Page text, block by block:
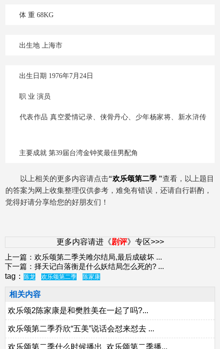
体 重 68KG
出生地 上海市
出生日期 1976年7月24日
职 业 演员
代表作品 真空爱情记录、侠骨丹心、少年杨家将、新水浒传
主要成就 第39届台湾金钟奖最佳男配角
以上相关的更多内容请点击“欢乐颂第二季 ”查看，以上题目
的答案为网上收集整理仅供参考，难免有错误，还请自行斟酌，
觉得好请分享给您的好朋友们！
更多内容请进《剧评》专区>>>
上一篇： 欢乐颂第二季关雎尔结局,最后成破坏 ...
下一篇： 择天记白落衡是什么妖结局怎么死的? ...
tag： 陈龙 欢乐颂第二季 陈家康
相关内容
欢乐颂2陈家康是和樊胜美在一起了吗?...
欢乐颂第二季乔欣“五美”说话会怼来怼去 ...
欢乐颂第二季什么时候播出_欢乐颂第二季播...